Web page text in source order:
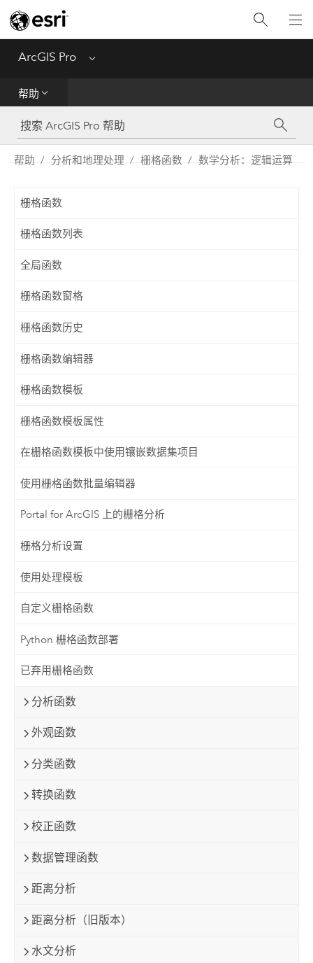
ArcGIS Pro Menu
帮助
工具参考
Python
帮助 分析和地理处理 栅格函数 数学分析：逻辑运算
栅格函数
栅格函数列表
全局函数
栅格函数窗格
栅格函数历史
栅格函数编辑器
栅格函数模板
栅格函数模板属性
在栅格函数模板中使用镶嵌数据集项目
使用栅格函数批量编辑器
Portal for ArcGIS 上的栅格分析
栅格分析设置
使用处理模板
自定义栅格函数
Python 栅格函数部署
已弃用栅格函数
分析函数
外观函数
分类函数
转换函数
校正函数
数据管理函数
距离分析
距离分析（旧版本）
水文分析